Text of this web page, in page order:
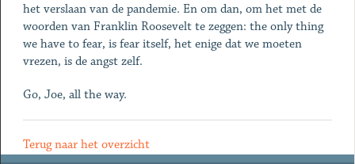
het verslaan van de pandemie. En om dan, om het met de
woorden van Franklin Roosevelt te zeggen: the only thing
we have to fear, is fear itself, het enige dat we moeten
vrezen, is de angst zelf.
Go, Joe, all the way.
Terug naar het overzicht